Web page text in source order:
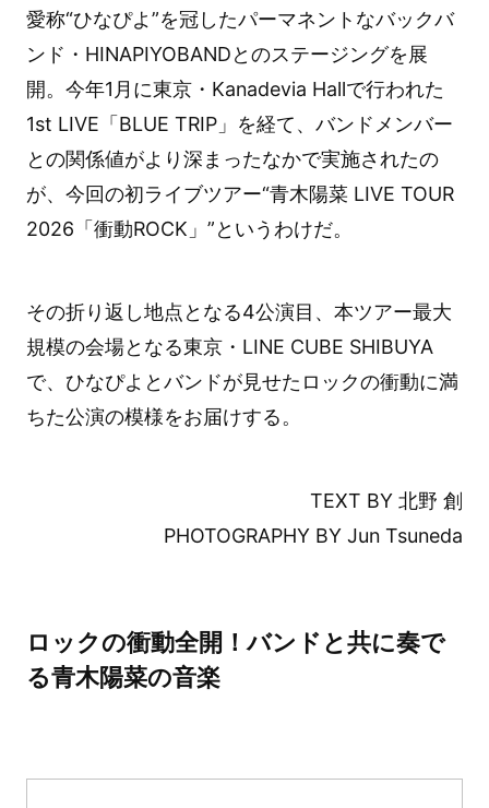
愛称“ひなぴよ”を冠したパーマネントなバックバ
ンド・HINAPIYOBANDとのステージングを展
開。今年1月に東京・Kanadevia Hallで行われた
1st LIVE「BLUE TRIP」を経て、バンドメンバー
との関係値がより深まったなかで実施されたの
が、今回の初ライブツアー“青木陽菜 LIVE TOUR
2026「衝動ROCK」”というわけだ。
その折り返し地点となる4公演目、本ツアー最大
規模の会場となる東京・LINE CUBE SHIBUYA
で、ひなぴよとバンドが見せたロックの衝動に満
ちた公演の模様をお届けする。
TEXT BY 北野 創
PHOTOGRAPHY BY Jun Tsuneda
ロックの衝動全開！バンドと共に奏で
る青木陽菜の音楽